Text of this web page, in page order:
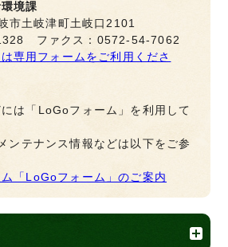
境課
土岐津町土岐口2101
ファクス：0572-54-7062
専用フォームをご利用くださ
は「LoGoフォーム」を利用して
ンテナンス情報などは以下をご参
「LoGoフォーム」のご案内